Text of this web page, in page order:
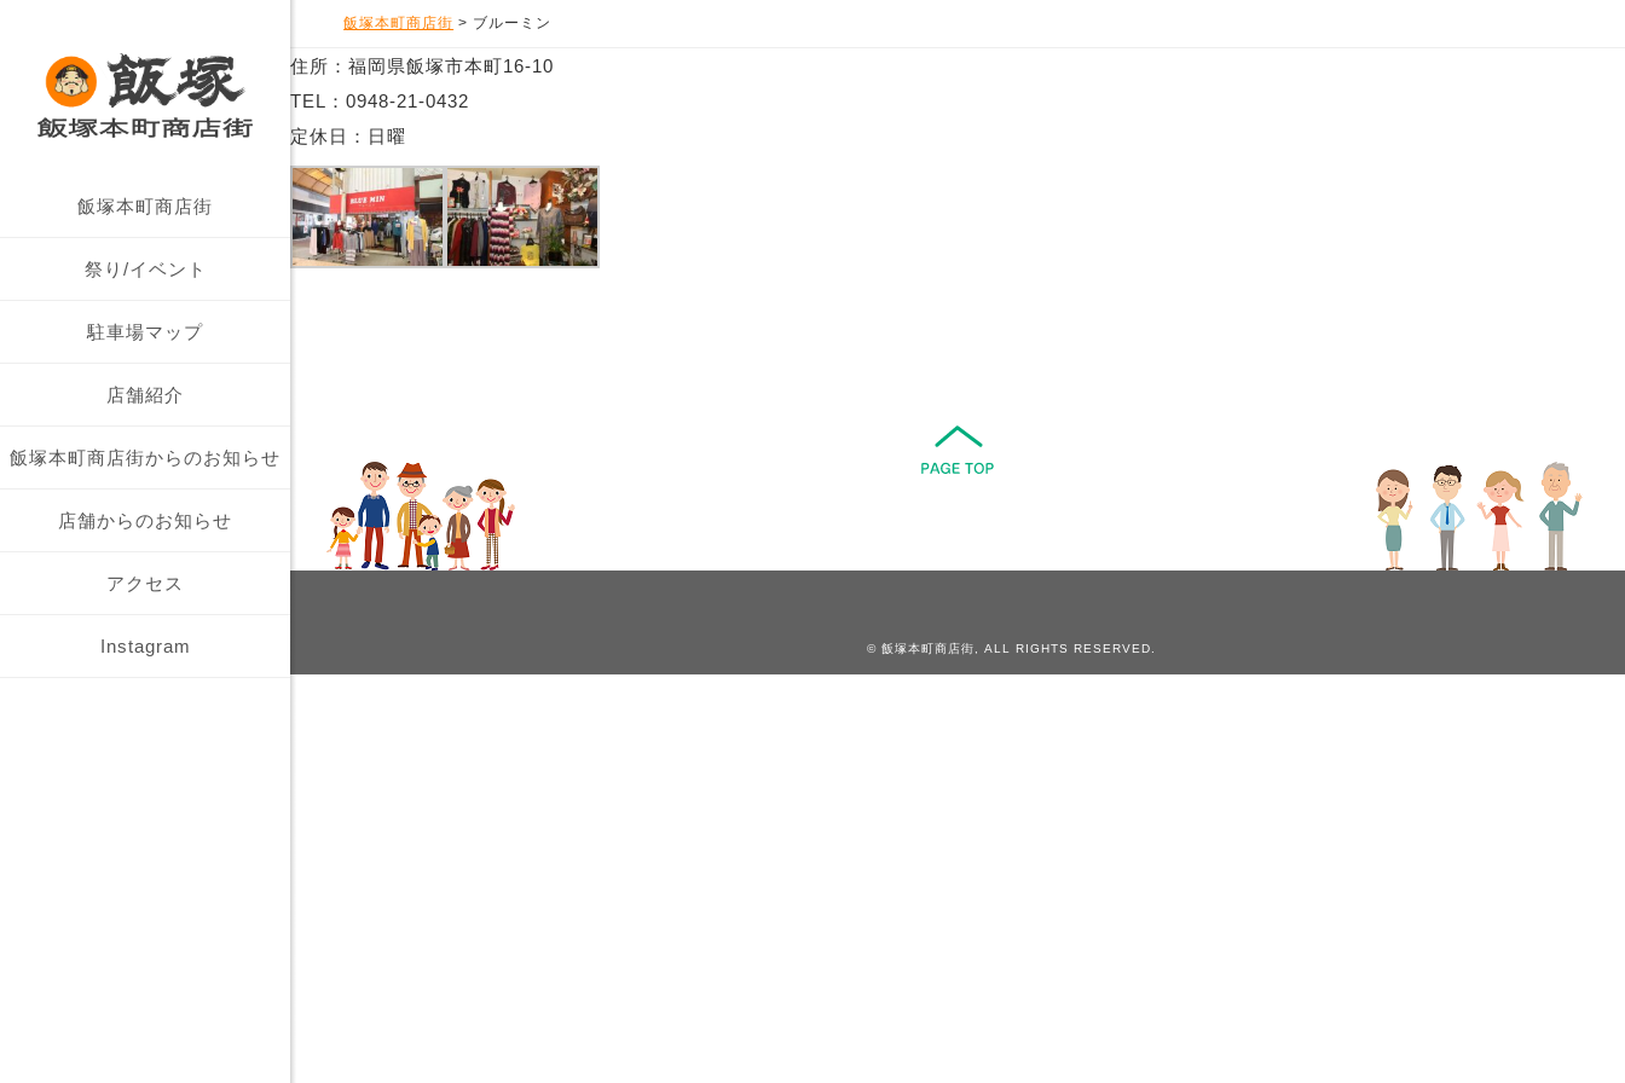
飯塚本町商店街 飯塚本町商店街について
商店街概要
祭り/イベント
駐車場マップ
店舗紹介
飯塚本町商店街からのお知らせ
店舗からのお知らせ
アクセス
Instagram
飯塚本町商店街 > ブルーミン
住所：福岡県飯塚市本町16-10
TEL：0948-21-0432
定休日：日曜
© 飯塚本町商店街, ALL RIGHTS RESERVED.